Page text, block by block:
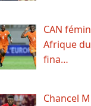
CAN
Afrique
fina…
Chancel